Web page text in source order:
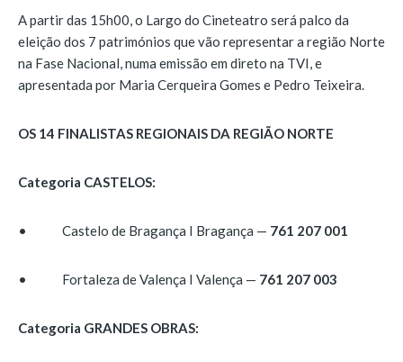
A partir das 15h00, o Largo do Cineteatro será palco da
eleição dos 7 patrimónios que vão representar a região Norte
na Fase Nacional, numa emissão em direto na TVI, e
apresentada por Maria Cerqueira Gomes e Pedro Teixeira.
OS 14 FINALISTAS REGIONAIS DA REGIÃO NORTE
Categoria CASTELOS:
• Castelo de Bragança I Bragança — 761 207 001
• Fortaleza de Valença I Valença — 761 207 003
Categoria GRANDES OBRAS: